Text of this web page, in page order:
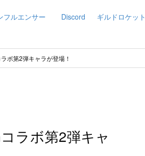
フルエンサー Discord ギルドロケット
ボ第2弾キャラが登場！
ラボ第2弾キャ